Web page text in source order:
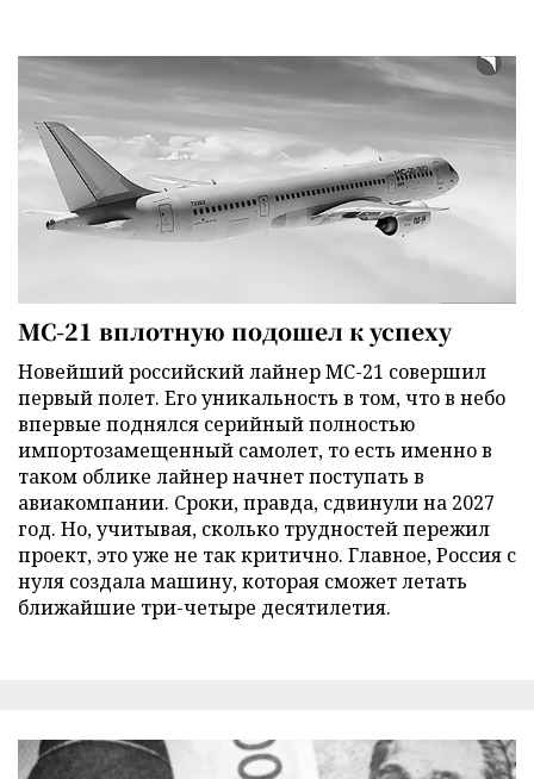
МС-21 вплотную подошел к успеху
Новейший российский лайнер МС-21 совершил
первый полет. Его уникальность в том, что в небо
впервые поднялся серийный полностью
импортозамещенный самолет, то есть именно в
таком облике лайнер начнет поступать в
авиакомпании. Сроки, правда, сдвинули на 2027
год. Но, учитывая, сколько трудностей пережил
проект, это уже не так критично. Главное, Россия с
нуля создала машину, которая сможет летать
ближайшие три-четыре десятилетия.